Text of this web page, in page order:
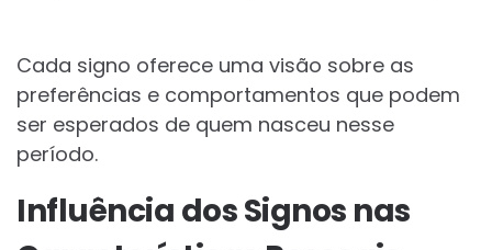
Cada signo oferece uma visão sobre as
preferências e comportamentos que podem
ser esperados de quem nasceu nesse
período.
Influência dos Signos nas